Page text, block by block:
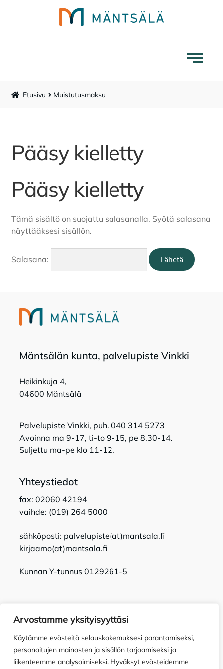
Arvostamme yksityisyyttäsi
Käytämme evästeitä selauskokemuksesi parantamiseksi,
personoitujen mainosten ja sisällön tarjoamiseksi ja
liikenteemme analysoimiseksi. Hyväksyt evästeidemme
Siirry
Siirry
Mäntsälä-tuotteet
Museokauppa
Lounaskahvila Tarina
Karttakauppa
Tapahtumat
Toripaikat
Etusivu Muistutusmaksu
Pääsy kielletty
Pääsy kielletty
Tämä sisältö on suojattu salasanalla. Syötä salasana
näyttääksesi sisällön.
Salasana:
Mänt­sä­län kun­ta, pal­ve­lu­pis­te Vink­ki
Heikinkuja 4,
04600 Mäntsälä
Palvelupiste Vinkki, puh. 040 314 5273
Avoinna ma 9-17, ti-to 9-15, pe 8.30-14.
Suljettu ma-pe klo 11-12.
Yhteystiedot
fax: 02060 42194
vaihde: (019) 264 5000
sähköposti: palvelupiste(at)mantsala.fi
kirjaamo(at)mantsala.fi
Kunnan Y-tunnus 0129261-5
TietosuojaselosteToimitusehdotSaavutettavuusseloste